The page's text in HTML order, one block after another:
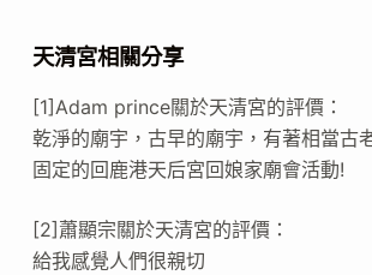
天清宮相關分享
[1]Adam prince關於天清宮的評價：
乾淨的廟宇，古早的廟宇，有著相當古
固定的回鹿港天后宮回娘家廟會活動!
[2]蕭顯宗關於天清宮的評價：
給我感覺人們很親切